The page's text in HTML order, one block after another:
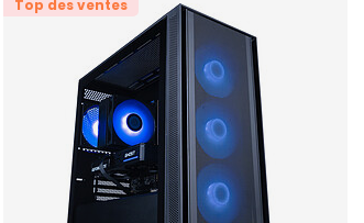
Top des ventes